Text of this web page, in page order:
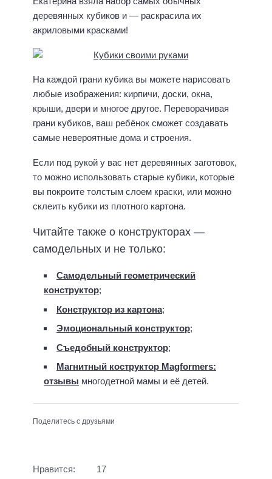
деревянных кубиков и — раскрасила их
акриловыми красками!
На каждой грани кубика вы можете нарисовать
любые изображения: кирпичи, доски, окна,
крыши, двери и многое другое. Переворачивая
грани кубиков, ваш ребёнок сможет создавать
самые невероятные дома и строения.
Если под рукой у вас нет деревянных заготовок,
то можно использовать старые кубики, которые
вы покроите толстым слоем краски, или можно
склеить кубики из плотного картона.
Читайте также о конструкторах —
самодельных и не только:
Самодельный геометрический
конструктор;
Конструктор из картона;
Эмоциональный конструктор;
Съедобный конструктор;
Магнитный коструктор Magformers:
отзывы многодетной мамы и её детей.
Поделитесь с друзьями
Нравится: 17